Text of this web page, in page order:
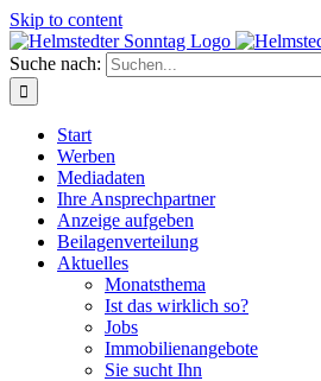
Skip to content
Suche nach:
Start
Werben
Mediadaten
Ihre Ansprechpartner
Anzeige aufgeben
Beilagenverteilung
Aktuelles
Monatsthema
Ist das wirklich so?
Jobs
Immobilienangebote
Sie sucht Ihn